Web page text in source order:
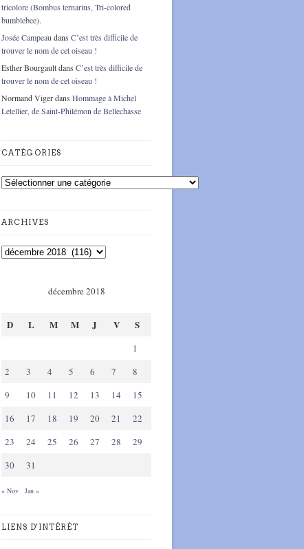
tricolore (Bombus ternarius, Tri-colored
bumblebee).
Josée Campeau dans C’est très difficile de
trouver le nom de cet oiseau !
Esther Bourgaultdans C’est très difficile de
trouver le nom de cet oiseau !
Normand Vigerdans Hommage à Michel
Letellier, de Saint-Philémon de Bellechasse
CATÉGORIES
ARCHIVES
décembre 2018
D L M M J V S
1
2
3 4 5 6 7
8
9
10 11 12 13 14
15
16
17 18 19 20 21
22
23
24 25 26 27 28
29
30
31
« Nov Jan »
LIENS D'INTÉRÊT